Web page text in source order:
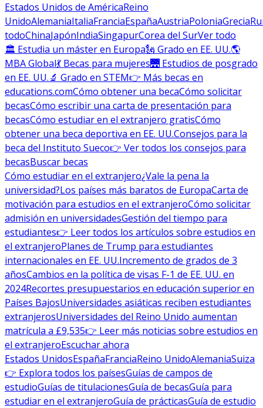
Estados Unidos de AméricaReino
UnidoAlemaniaItaliaFranciaEspañaAustriaPoloniaGrecia
todoChinaJapónIndiaSingapurCorea del SurVer todo
🏛 Estudia un máster en Europa🗽 Grado en EE. UU.🌎
MBA Global💃 Becas para mujeres🌉 Estudios de posgrado
en EE. UU.🔬 Grado en STEM👉 Más becas en
educations.comCómo obtener una becaCómo solicitar
becasCómo escribir una carta de presentación para
becasCómo estudiar en el extranjero gratisCómo
obtener una beca deportiva en EE. UU.Consejos para la
beca del Instituto Sueco👉 Ver todos los consejos para
becasBuscar becas
Cómo estudiar en el extranjero¿Vale la pena la
universidad?Los países más baratos de EuropaCarta de
motivación para estudios en el extranjeroCómo solicitar
admisión en universidadesGestión del tiempo para
estudiantes👉 Leer todos los artículos sobre estudios en
el extranjeroPlanes de Trump para estudiantes
internacionales en EE. UU.Incremento de grados de 3
añosCambios en la política de visas F-1 de EE. UU. en
2024Recortes presupuestarios en educación superior en
Países BajosUniversidades asiáticas reciben estudiantes
extranjerosUniversidades del Reino Unido aumentan
matrícula a £9,535👉 Leer más noticias sobre estudios en
el extranjeroEscuchar ahora
Estados UnidosEspañaFranciaReino UnidoAlemaniaSuiza
👉 Explora todos los paísesGuías de campos de
estudioGuías de titulacionesGuía de becasGuía para
estudiar en el extranjeroGuía de prácticasGuía de estudio